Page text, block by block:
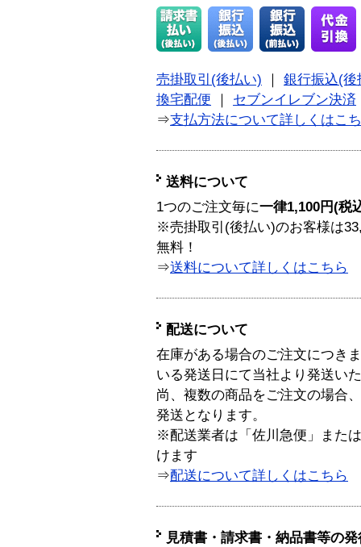
売掛取引(後払い)
銀行振込(後
換宅配便
セブンイレブン決済
⇒支払方法について詳しくはこ
送料について
1つのご注文毎に一律1,100円(税
※売掛取引(後払い)のお客様は
無料！
⇒送料について詳しくはこちら
配送について
在庫がある場合のご注文につき
いる発送日にて当社より発送い
尚、複数の商品をご注文の場合
発送となります。
※配送業者は「佐川急便」また
けます
⇒配送について詳しくはこちら
見積書・請求書・納品書等の